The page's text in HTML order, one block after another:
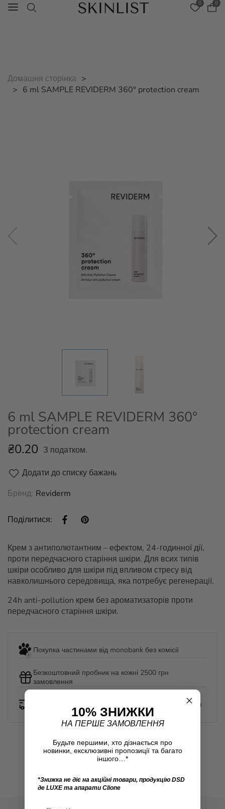
Heliocare-20% на все
0 0
Домашня сторінка
6 ml SAMPLE REVIDERM 360° protection cream
6 ml SAMPLE REVIDERM 360°
protection cream
₴0.20 З податком.
Додати до списку бажань
Бренд: Reviderm
Поділитися: Поділіться на Facebook
Відкриється в новому вікні.
Закріпити на Pinterest
Відкриється в новому вікні.
Крем з антиполютантним – ефектом, 24-годинної дії,
проти передчасного старіння шкіри. Для всих типів
шкіри особливо для шкіри під впливом стресу від
навколишнього середовища, яка потребує регенерації.
24h anti-pollution крем без ароматизаторів проти
передчасного старіння шкіри.
Покупка частинами від monobank без комісії
Безкоштовний пробник на кожні 2500 грн
замовлення
Безкоштовна доставка Новою Поштою від 4000 грн
10% ЗНИЖКИ
НА ПЕРШЕ ЗАМОВЛЕННЯ
Будьте першими, хто дізнається про
новинки, ексклюзивні пропозиції та багато
іншого…*
*Знижка не діє на акційні товари, продукцію DSD
де LUXE та апарати Clione